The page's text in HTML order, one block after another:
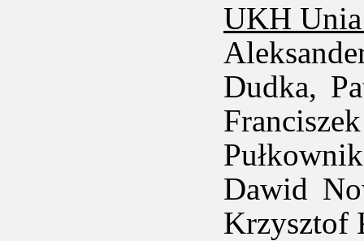
UKH
Dudka,
Dawid
Krzysztof